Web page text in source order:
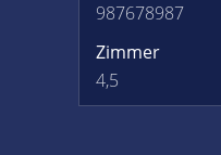
987678987
Zimmer
4,5